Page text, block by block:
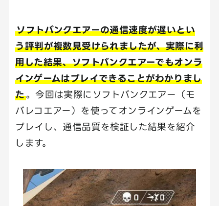
ソフトバンクエアーの通信速度が遅いとい
う評判が複数見受けられましたが、実際に利
用した結果、ソフトバンクエアーでもオンラ
インゲームはプレイできることがわかりまし
た。今回は実際にソフトバンクエアー（モ
バレコエアー）を使ってオンラインゲームを
プレイし、通信品質を検証した結果を紹介
します。